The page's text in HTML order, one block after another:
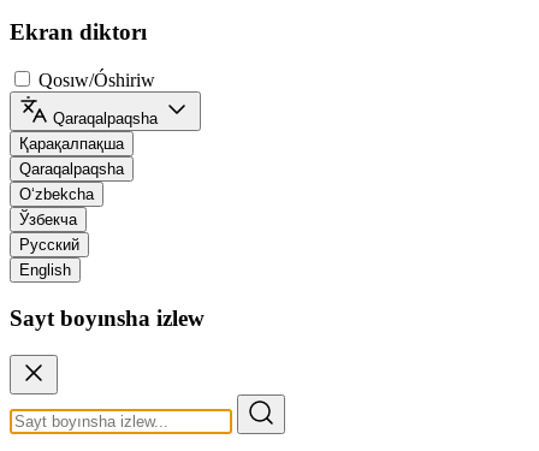
Ekran diktorı
Qosıw/Óshiriw
Qaraqalpaqsha
Қарақалпақша
Qaraqalpaqsha
O‘zbekcha
Ўзбекча
Русский
English
Sayt boyınsha izlew